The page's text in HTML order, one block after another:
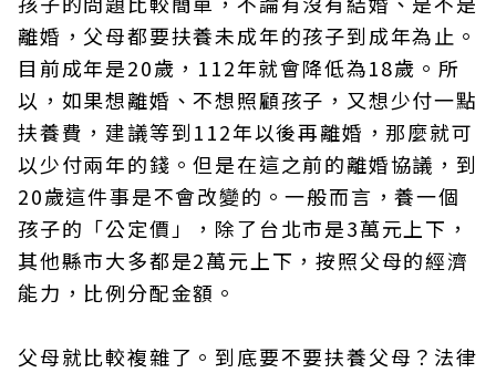
離婚，父母都要扶養未成年的孩子到成年為止。
目前成年是20歲，112年就會降低為18歲。所
以，如果想離婚、不想照顧孩子，又想少付一點
扶養費，建議等到112年以後再離婚，那麼就可
以少付兩年的錢。但是在這之前的離婚協議，到
20歲這件事是不會改變的。一般而言，養一個
孩子的「公定價」，除了台北市是3萬元上下，
其他縣市大多都是2萬元上下，按照父母的經濟
能力，比例分配金額。
父母就比較複雜了。到底要不要扶養父母？法律